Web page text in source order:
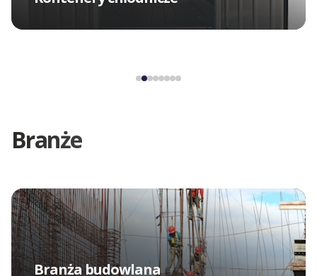
Branże
Branża budowlana